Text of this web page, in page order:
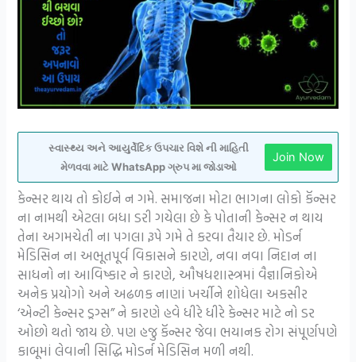
સ્વાસ્થ્ય અને આયુર્વેદિક ઉપચાર વિશે ની માહિતી
મેળવવા માટે WhatsApp ગ્રુપ મા જોડાઓ
Join Now
કેન્સર થાય તો કોઈને ન ગમે. સમાજના મોટા ભાગના લોકો કૅન્સર
ના નામથી એટલા બધા ડરી ગયેલા છે કે પોતાની કેન્સર ન થાય
તેના અગમચેતી ના પગલા રૂપે ગમે તે કરવા તૈયાર છે. મોડર્ન
મેડિસિન ના અભૂતપૂર્વ વિકાસને કારણે, નવા નવા નિદાન ના
સાધનો ના આવિષ્કાર ને કારણે, ઔષધશાસ્ત્રમાં વૈજ્ઞાનિકોએ
અનેક પ્રયોગો અને અઢળક નાણાં ખર્ચીને શોધેલા અકસીર
‘એન્ટી કેન્સર ડ્રગ્સ” ને કારણે હવે ધીરે ધીરે કેન્સર માટે નો ડર
ઓછો થતો જાય છે. પણ હજુ કૅન્સર જેવા ભયાનક રોગ સંપૂર્ણપણે
કાબૂમાં લેવાની સિદ્ધિ મોડર્ન મેડિસિન મળી નથી.